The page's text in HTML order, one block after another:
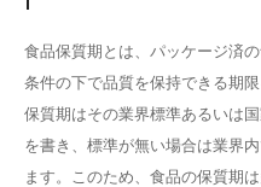
食品保質期とは、パッケージ済
条件の下で品質を保持できる期
保質期はその業界標準あるいは
を書き、標準が無い場合は業界
ます。このため、食品の保質期